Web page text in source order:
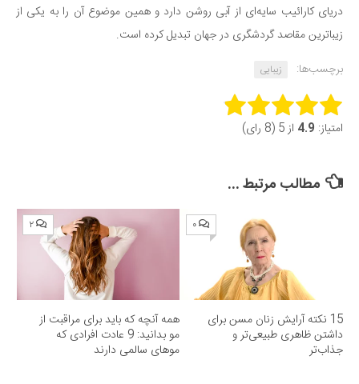
دریای کارائیب سایه‌ای از آبی روشن دارد و همین موضوع آن را به یکی از
زیباترین مقاصد گردشگری در جهان تبدیل کرده است.
برچسب‌ها:
زیبایی
Rate this item:
امتیاز: 4.9 از 5 (8 رای)
مطالب مرتبط ...
۰
15 نکته آرایش زنان مسن برای
داشتن ظاهری طبیعی‌تر و
جذاب‌تر
۲
همه آنچه که باید برای مراقبت از
مو بدانید: 9 عادت افرادی که
موهای سالمی دارند